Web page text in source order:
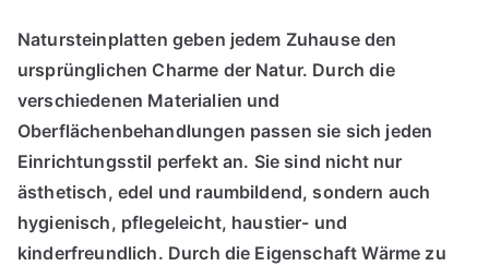
Natursteinplatten geben jedem Zuhause den
ursprünglichen Charme der Natur. Durch die
verschiedenen Materialien und
Oberflächenbehandlungen passen sie sich jeden
Einrichtungsstil perfekt an. Sie sind nicht nur
ästhetisch, edel und raumbildend, sondern auch
hygienisch, pflegeleicht, haustier- und
kinderfreundlich. Durch die Eigenschaft Wärme zu